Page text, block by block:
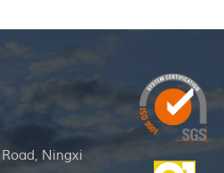
Ningxi